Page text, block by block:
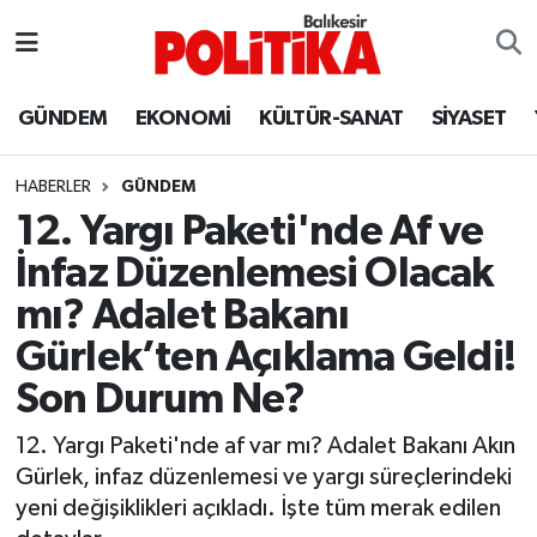
GÜNDEM EKONOMİ KÜLTÜR-SANAT SİYASET
HABERLER GÜNDEM
12. Yargı Paketi'nde Af ve
İnfaz Düzenlemesi Olacak
mı? Adalet Bakanı
Gürlek’ten Açıklama Geldi!
Son Durum Ne?
12. Yargı Paketi'nde af var mı? Adalet Bakanı Akın
Gürlek, infaz düzenlemesi ve yargı süreçlerindeki
yeni değişiklikleri açıkladı. İşte tüm merak edilen
Ayvalık
Balya
Bandırma
Bigadiç
BİYOGRAFİLER
Burhaniye
ÇEVRE
Balıkesir Hava Durumu
Balıkesir Namaz Vakitleri
Balıkesir Trafik Yoğunluk Haritası
Süper Lig Puan Durumu ve Fikstür
Tüm Manşetler
Son Dakika Haberleri
Haber Arşivi